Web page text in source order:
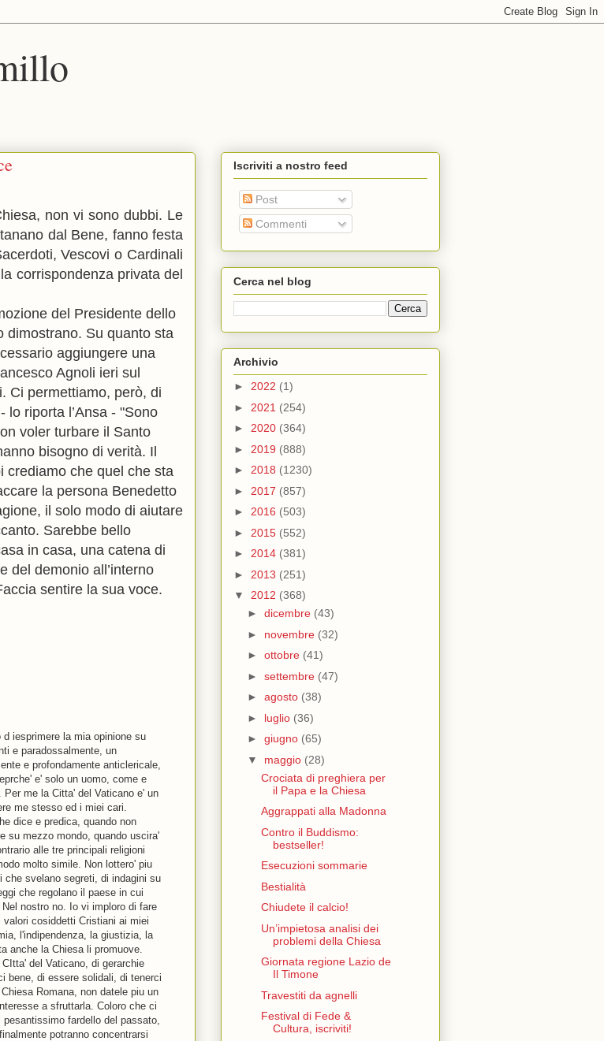
non vi sono dubbi. Le
dal Bene, fanno festa
Vescovi o Cardinali
corrispondenza privata del
del Presidente dello
dimostrano. Su quanto sta
aggiungere una
Agnoli ieri sul
Ci permettiamo, però, di
lo riporta l’Ansa - "Sono
voler turbare il Santo
bisogno di verità. Il
crediamo che quel che sta
la persona Benedetto
il solo modo di aiutare
Sarebbe bello
in casa, una catena di
del demonio all’interno
sentire la sua voce.
iesprimere la mia opinione su
e paradossalmente, un
e profondamente anticlericale,
e' solo un uomo, come e
me la Citta' del Vaticano e' un
me stesso ed i miei cari.
dice e predica, quando non
su mezzo mondo, quando uscira'
alle tre principali religioni
molto simile. Non lottero' piu
che svelano segreti, di indagini su
che regolano il paese in cui
nostro no. Io vi imploro di fare
cosiddetti Cristiani ai miei
l'indipendenza, la giustizia, la
anche la Chiesa li promuove.
del Vaticano, di gerarchie
bene, di essere solidali, di tenerci
Romana, non datele piu un
a sfruttarla. Coloro che ci
fardello del passato,
potranno concentrarsi
Iscriviti a nostro feed
Post
Commenti
Cerca nel blog
Archivio
► 2022 (1)
► 2021 (254)
► 2020 (364)
► 2019 (888)
► 2018 (1230)
► 2017 (857)
► 2016 (503)
► 2015 (552)
► 2014 (381)
► 2013 (251)
▼ 2012 (368)
► dicembre (43)
► novembre (32)
► ottobre (41)
► settembre (47)
► agosto (38)
► luglio (36)
► giugno (65)
▼ maggio (28)
Crociata di preghiera per
il Papa e la Chiesa
Aggrappati alla Madonna
Contro il Buddismo:
bestseller!
Esecuzioni sommarie
Bestialità
Chiudete il calcio!
Un’impietosa analisi dei
problemi della Chiesa
Giornata regione Lazio de
Il Timone
Travestiti da agnelli
Festival di Fede &
Cultura, iscriviti!